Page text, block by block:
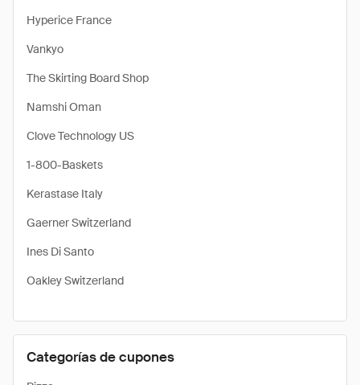
Hyperice France
Vankyo
The Skirting Board Shop
Namshi Oman
Clove Technology US
1-800-Baskets
Kerastase Italy
Gaerner Switzerland
Ines Di Santo
Oakley Switzerland
Categorías de cupones